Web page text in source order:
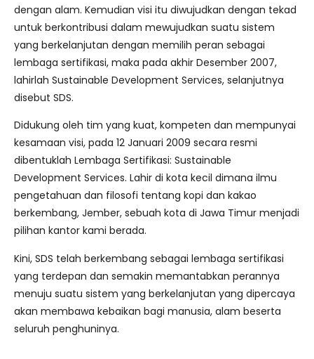
dengan alam. Kemudian visi itu diwujudkan dengan tekad
untuk berkontribusi dalam mewujudkan suatu sistem
yang berkelanjutan dengan memilih peran sebagai
lembaga sertifikasi, maka pada akhir Desember 2007,
lahirlah Sustainable Development Services, selanjutnya
disebut SDS.
Didukung oleh tim yang kuat, kompeten dan mempunyai
kesamaan visi, pada 12 Januari 2009 secara resmi
dibentuklah Lembaga Sertifikasi: Sustainable
Development Services. Lahir di kota kecil dimana ilmu
pengetahuan dan filosofi tentang kopi dan kakao
berkembang, Jember, sebuah kota di Jawa Timur menjadi
pilihan kantor kami berada.
Kini, SDS telah berkembang sebagai lembaga sertifikasi
yang terdepan dan semakin memantabkan perannya
menuju suatu sistem yang berkelanjutan yang dipercaya
akan membawa kebaikan bagi manusia, alam beserta
seluruh penghuninya.